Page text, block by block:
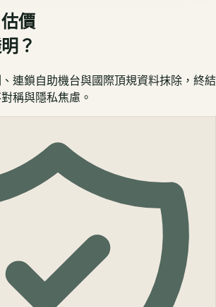
價
？
連鎖自助機台與國際頂規資料抹除，終結
稱與隱私焦慮。